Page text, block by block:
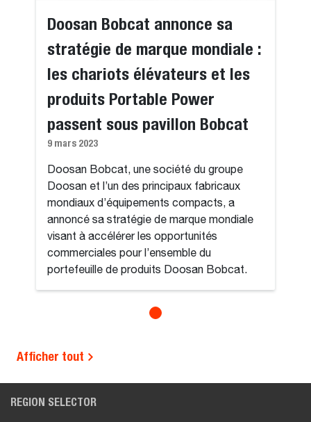
Doosan Bobcat annonce sa
stratégie de marque mondiale :
les chariots élévateurs et les
produits Portable Power
passent sous pavillon Bobcat
9 mars 2023
Doosan Bobcat, une société du groupe
Doosan et l’un des principaux fabricaux
mondiaux d’équipements compacts, a
annoncé sa stratégie de marque mondiale
visant à accélérer les opportunités
commerciales pour l’ensemble du
portefeuille de produits Doosan Bobcat.
Afficher tout
REGION SELECTOR